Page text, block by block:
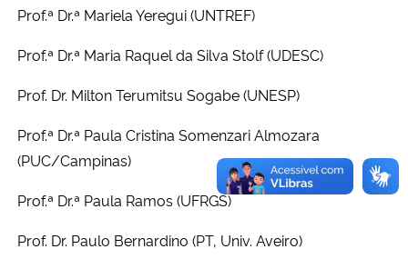
Prof.ª Dr.ª Mariela Yeregui (UNTREF)
Prof.ª Dr.ª Maria Raquel da Silva Stolf (UDESC)
Prof. Dr. Milton Terumitsu Sogabe (UNESP)
Prof.ª Dr.ª Paula Cristina Somenzari Almozara
(PUC/Campinas)
Prof.ª Dr.ª Paula Ramos (UFRGS)
Prof. Dr. Paulo Bernardino (PT, Univ. Aveiro)